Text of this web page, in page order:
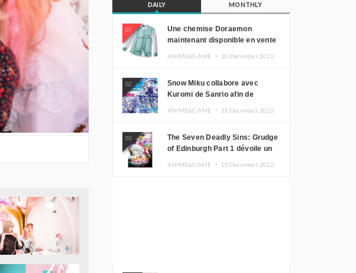
DAILY MONTHLY
01
Une chemise Doraemon
maintenant disponible en vente
ANIME&GAME ・ 26.December.2022
02
Snow Miku collabore avec
Kuromi de Sanrio afin de
ANIME&GAME ・ 21.December.2022
03
The Seven Deadly Sins: Grudge
of Edinburgh Part 1 dévoile un
ANIME&GAME ・ 19.December.2022